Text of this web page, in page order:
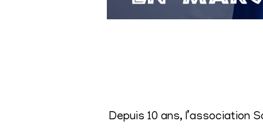
Depuis 10 ans, l’association